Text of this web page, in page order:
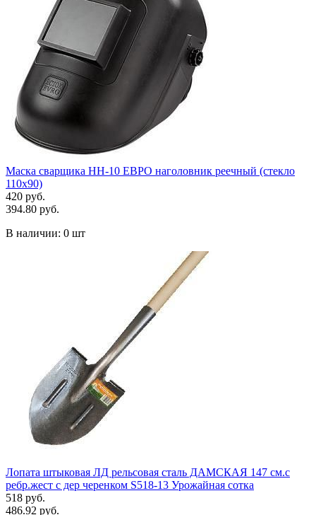
Маска сварщика НН-10 ЕВРО наголовник реечный (стекло
110х90)
420 руб.
394.80 руб.
В наличии: 0 шт
Лопата штыковая ЛД рельсовая сталь ДАМСКАЯ 147 см.с
ребр.жест с дер черенком S518-13 Урожайная сотка
518 руб.
486.92 руб.